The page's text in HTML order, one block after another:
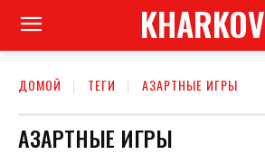
KHARKOV
ДОМОЙ ТЕГИ АЗАРТНЫЕ ИГРЫ
АЗАРТНЫЕ ИГРЫ